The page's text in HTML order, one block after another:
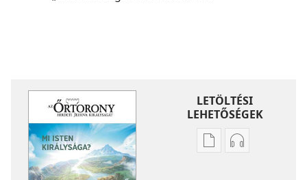
LETÖLTÉSI
LEHETŐSÉGEK
Kiadványok